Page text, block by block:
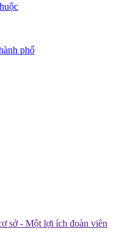
phố
sở - Một lợi ích đoàn viên